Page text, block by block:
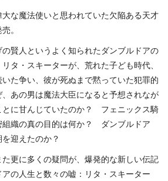
な魔法使いと思われていた欠陥ある天才
。
賢人というよく知られたダンブルドアの
タ・スキーターが、荒れた子ども時代、
た争い、彼が死ぬまで黙っていた犯罪的
あの男は魔法大臣になると予想されなが
とに甘んじていたのか？ フェニックス騎
組織の真の目的は何か？ ダンブルドア
迎えたのか？
更に多くの疑問が、爆発的な新しい伝記
アの人生と数々の嘘：リタ・スキーター